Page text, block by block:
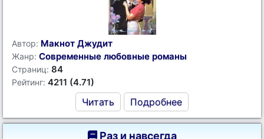
Автор: Макнот Джудит
Жанр: Современные любовные романы
Страниц: 84
Рейтинг: 4211 (4.71)
Читать Подробнее
Раз и навсегда